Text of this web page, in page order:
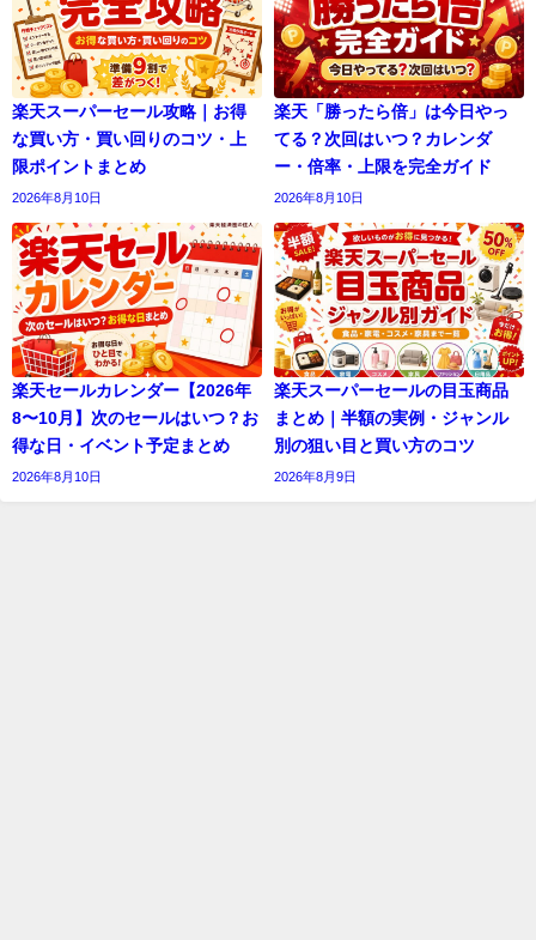
楽天スーパーセール攻略｜お得
な買い方・買い回りのコツ・上
限ポイントまとめ
2026年8月10日
楽天「勝ったら倍」は今日やっ
てる？次回はいつ？カレンダ
ー・倍率・上限を完全ガイド
2026年8月10日
楽天セールカレンダー【2026年
8〜10月】次のセールはいつ？お
得な日・イベント予定まとめ
2026年8月10日
楽天スーパーセールの目玉商品
まとめ｜半額の実例・ジャンル
別の狙い目と買い方のコツ
2026年8月9日